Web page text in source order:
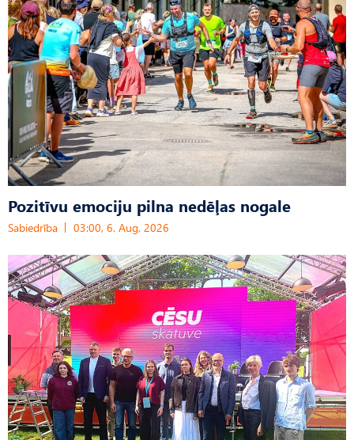
Pozitīvu emociju pilna nedēļas nogale
Sabiedrība 03:00, 6. Aug, 2026